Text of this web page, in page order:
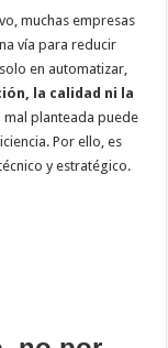
muchas empresas
vía para reducir
en automatizar,
la calidad ni la
mal planteada puede
Por ello, es
y estratégico.